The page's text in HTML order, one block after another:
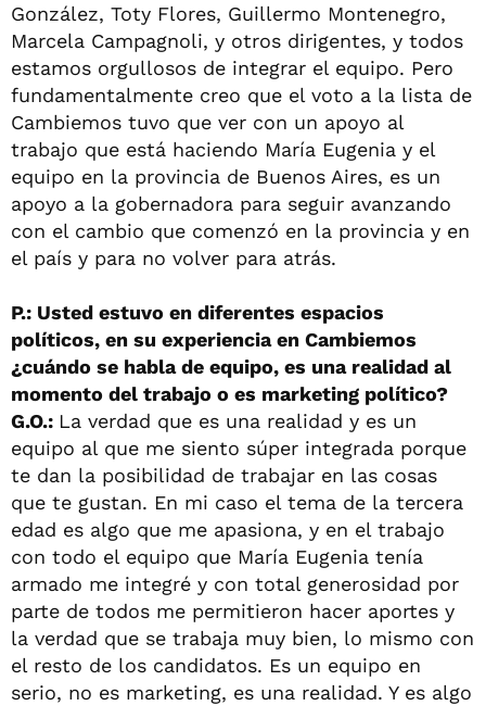
González, Toty Flores, Guillermo Montenegro,
Marcela Campagnoli, y otros dirigentes, y todos
estamos orgullosos de integrar el equipo. Pero
fundamentalmente creo que el voto a la lista de
Cambiemos tuvo que ver con un apoyo al
trabajo que está haciendo María Eugenia y el
equipo en la provincia de Buenos Aires, es un
apoyo a la gobernadora para seguir avanzando
con el cambio que comenzó en la provincia y en
el país y para no volver para atrás.
P.: Usted estuvo en diferentes espacios
políticos, en su experiencia en Cambiemos
¿cuándo se habla de equipo, es una realidad al
momento del trabajo o es marketing político?
G.O.: La verdad que es una realidad y es un
equipo al que me siento súper integrada porque
te dan la posibilidad de trabajar en las cosas
que te gustan. En mi caso el tema de la tercera
edad es algo que me apasiona, y en el trabajo
con todo el equipo que María Eugenia tenía
armado me integré y con total generosidad por
parte de todos me permitieron hacer aportes y
la verdad que se trabaja muy bien, lo mismo con
el resto de los candidatos. Es un equipo en
serio, no es marketing, es una realidad. Y es algo